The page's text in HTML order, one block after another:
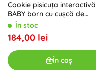
Cookie pisicuța interactivă
BABY born cu cușcă de
transport
În stoc
184,00 lei
În coș